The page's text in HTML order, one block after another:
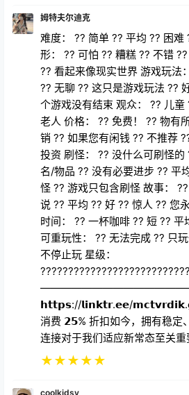
姆特夫尔迪克
难度： ?? 简单 ?? 平均 ?? 困难
形： ?? 可怕 ?? 糟糕 ?? 不错
?? 看起来像现实世界 游戏玩法
?? 无聊 ?? 这只是游戏玩法 ??
个游戏没有结束 观众： ?? 儿童
老人 价格： ?? 免费！ ?? 物有
销 ?? 如果您有闲钱 ?? 不推荐
投资 刷怪： ?? 没什么可刷怪
名/物品 ?? 没有必要进步 ?? 平
怪 ?? 游戏只包含刷怪 故事：
说 ?? 平均 ?? 好 ?? 惊人 ?? 您
时间： ?? 一杯咖啡 ?? 短 ??
可重玩性： ?? 无法完成 ?? 只
不停止玩 星级：
———————————————节
𝗵𝘁𝘁𝗽𝘀://𝗹𝗶𝗻𝗸𝘁𝗿.𝗲𝗲/
消费 𝟮𝟱% 折扣如今，拥有稳定
连接对于我们适应新常态至关重
★★★★★
coolkidsv